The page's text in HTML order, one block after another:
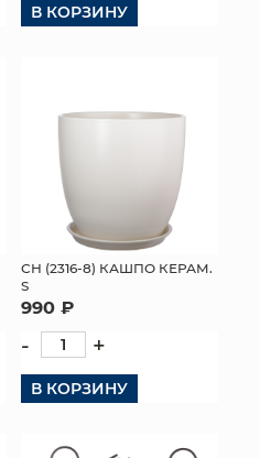
В КОРЗИНУ
СН (2316-8) КАШПО КЕРАМ.
S
990 ₽
- +
В КОРЗИНУ